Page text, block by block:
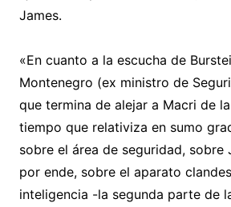
James.
«En cuanto a la escucha de
Montenegro (ex ministro de
que termina de alejar a Macri de
tiempo que relativiza en sumo
sobre el área de seguridad, sobre
por ende, sobre el aparato
inteligencia -la segunda parte de